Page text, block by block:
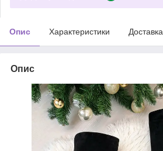
Опис Характеристики Доставка
Опис